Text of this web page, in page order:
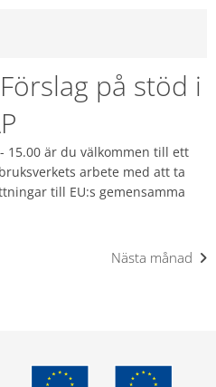
på stöd i
15.00 är du välkommen till ett
arbete med att ta
till EU:s gemensamma
Nästa månad